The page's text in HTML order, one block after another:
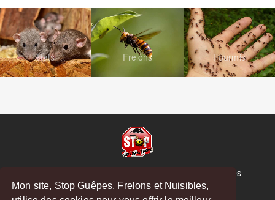
Mon site, Stop Guêpes, Frelons et Nuisibles,
Rats Frelons Fourmis
© Copyright 2026 Stop Guêpes, Frelons et Nuisibles
Mentions légales